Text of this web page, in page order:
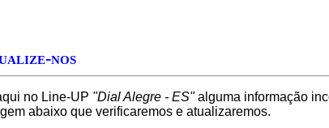
nos
no Line-UP "Dial Alegre - ES"alguma informação
abaixo que verificaremos e atualizaremos.